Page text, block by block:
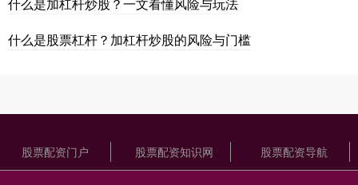
什么是股票杠杆？加杠杆炒股的风险与门槛
股票配资门户 股票配资知识网 股票配资导航